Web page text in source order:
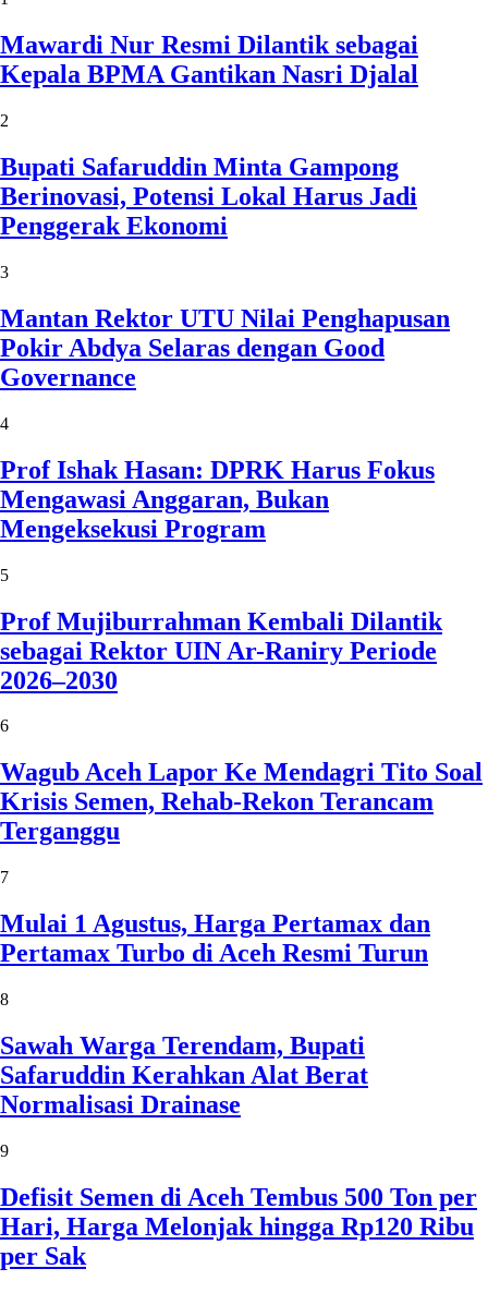
Mawardi Nur Resmi Dilantik sebagai
Kepala BPMA Gantikan Nasri Djalal
2
Bupati Safaruddin Minta Gampong
Berinovasi, Potensi Lokal Harus Jadi
Penggerak Ekonomi
3
Mantan Rektor UTU Nilai Penghapusan
Pokir Abdya Selaras dengan Good
Governance
4
Prof Ishak Hasan: DPRK Harus Fokus
Mengawasi Anggaran, Bukan
Mengeksekusi Program
5
Prof Mujiburrahman Kembali Dilantik
sebagai Rektor UIN Ar-Raniry Periode
2026–2030
6
Wagub Aceh Lapor Ke Mendagri Tito Soal
Krisis Semen, Rehab-Rekon Terancam
Terganggu
7
Mulai 1 Agustus, Harga Pertamax dan
Pertamax Turbo di Aceh Resmi Turun
8
Sawah Warga Terendam, Bupati
Safaruddin Kerahkan Alat Berat
Normalisasi Drainase
9
Defisit Semen di Aceh Tembus 500 Ton per
Hari, Harga Melonjak hingga Rp120 Ribu
per Sak